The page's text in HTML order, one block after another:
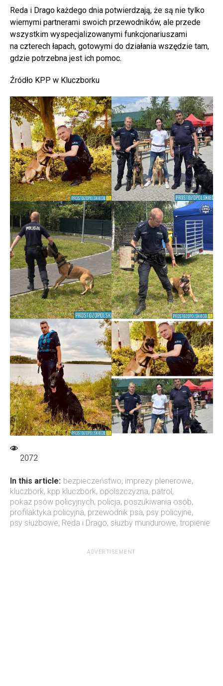
Reda i Drago każdego dnia potwierdzają, że są nie tylko
wiernymi partnerami swoich przewodników, ale przede
wszystkim wyspecjalizowanymi funkcjonariuszami
na czterech łapach, gotowymi do działania wszędzie tam,
gdzie potrzebna jest ich pomoc.
Źródło KPP w Kluczborku
2072
In this article: bezpieczeństwo, imprezy plenerowe,
kluczbork, kpp kluczbork, opolszczyzna, patrol ,
pokaz psów policyjnych, policja, poszukiwania osób,
profilaktyka policyjna, przewodnik psa, psy policyjne,
psy służbowe, Reda i Drago, służby mundurowe, tropienie
ADVERTISEMENT